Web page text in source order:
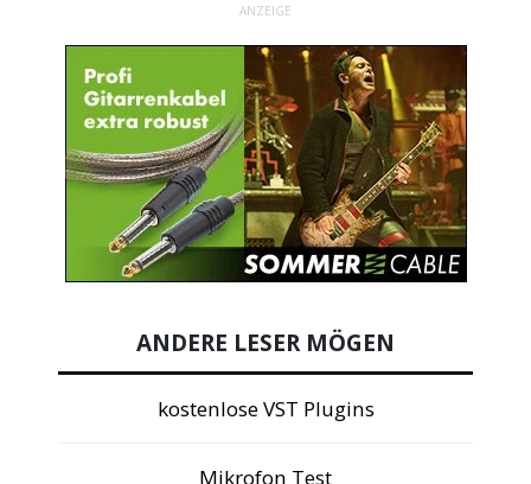
ANZEIGE
ANDERE LESER MÖGEN
kostenlose VST Plugins
Mikrofon Test